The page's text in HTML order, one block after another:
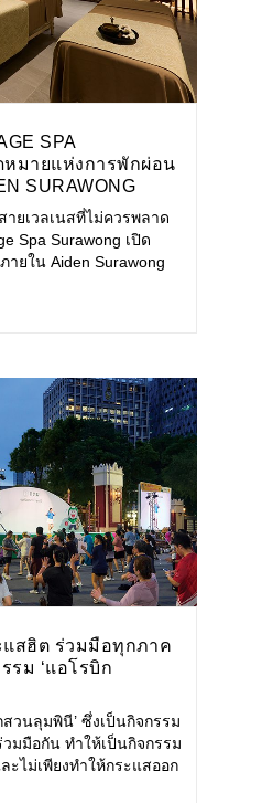
SPA
หมายแห่งการพักผ่อน
SURAWONG
ยเวลเนสที่ไม่ควรพลาด
Spa Surawong เปิด
ายใน Aiden Surawong
สประสบการณ์การพักผ่อน
สฮิต ร่วมมือทุกภาค
รม ‘แอโรบิก
วนลุมพินี’ ซึ่งเป็นกิจกรรม
มมือกัน ทำให้เป็นกิจกรรม
ไม่เพียงทำให้กระแสออก